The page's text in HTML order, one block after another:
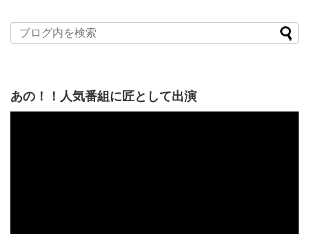
あの！！人気番組に匠として出演